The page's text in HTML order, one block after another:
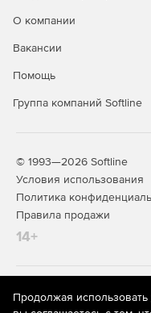
О компании
Вакансии
Помощь
Группа компаний Softline
© 1993—2026 Softline
Условия использования
Политика
Правила продажи
14+
На информационном
рекомендательные
Продолжая использовать